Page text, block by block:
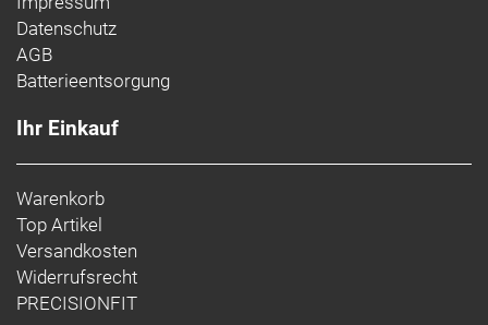
Datenschutz
AGB
Batterieentsorgung
Ihr Einkauf
Warenkorb
Top Artikel
Versandkosten
Widerrufsrecht
PRECISIONFIT